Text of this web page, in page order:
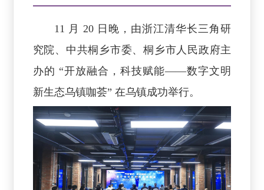
11 月 20 日晚，由浙江清华长三角研
究院、中共桐乡市委、桐乡市人民政府主
办的 “开放融合，科技赋能——数字文明
新生态乌镇咖荟” 在乌镇成功举行。